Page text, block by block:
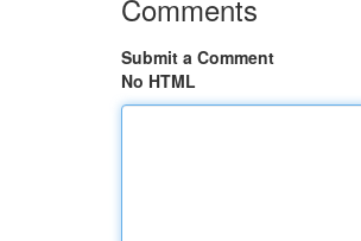
Comments
Submit a Comment
No HTML